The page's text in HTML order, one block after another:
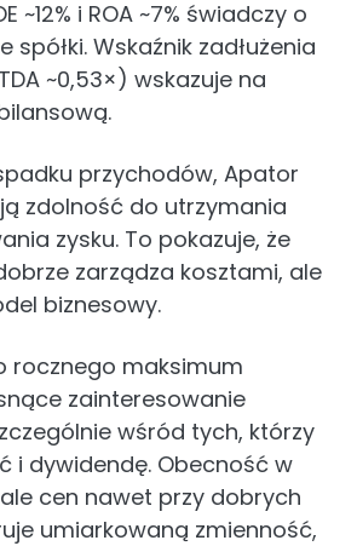
~12% i ROA ~7% świadczy o
spółki. Wskaźnik zadłużenia
~0,53×) wskazuje na
przychodów, Apator
zdolność do utrzymania
zysku. To pokazuje, że
zarządza kosztami, ale
biznesowy.
rocznego maksimum
zainteresowanie
wśród tych, którzy
i dywidendę. Obecność w
cen nawet przy dobrych
umiarkowaną zmienność,